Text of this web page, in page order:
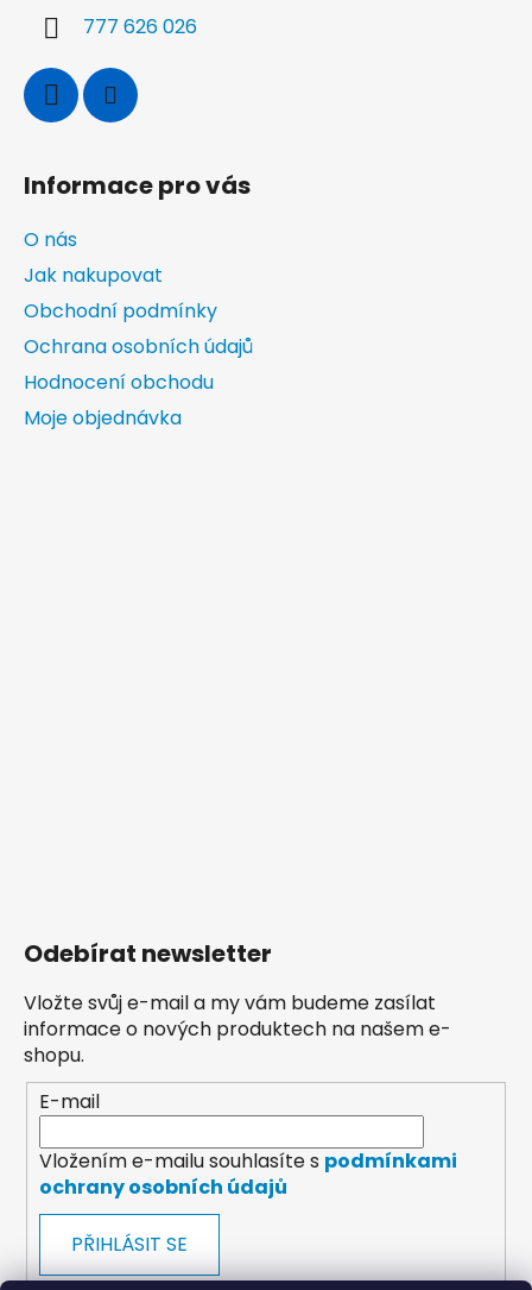
777 626 026
Informace pro vás
O nás
Jak nakupovat
Obchodní podmínky
Ochrana osobních údajů
Hodnocení obchodu
Moje objednávka
Odebírat newsletter
Vložte svůj e-mail a my vám budeme zasílat
informace o nových produktech na našem e-
shopu.
E-mail
Vložením e-mailu souhlasíte s podmínkami
ochrany osobních údajů
PŘIHLÁSIT SE